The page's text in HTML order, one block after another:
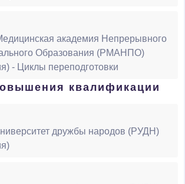
академия Непрерывного
Образования (РМАНПО)
- Циклы переподготовки
квалификации
дружбы народов (РУДН)